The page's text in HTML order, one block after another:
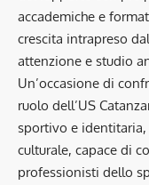
accademiche e
crescita intrapreso
attenzione e studio
Un’occasione di
ruolo dell’US
sportivo e
culturale, capace di
professionisti dello